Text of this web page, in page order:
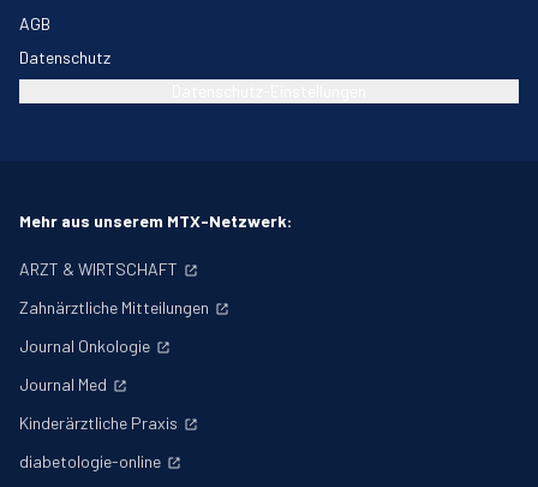
AGB
Datenschutz
Mehr aus unserem MTX-Netzwerk:
ARZT & WIRTSCHAFT
Zahnärztliche Mitteilungen
Journal Onkologie
Journal Med
Kinderärztliche Praxis
diabetologie-online